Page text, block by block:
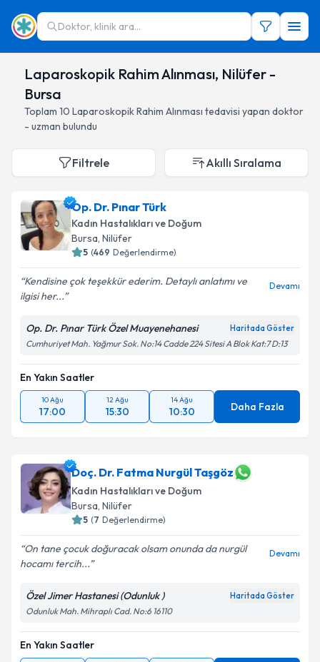
Doktor, klinik ara...
Laparoskopik Rahim Alınması, Nilüfer -
Bursa
Toplam 10 Laparoskopik Rahim Alınması tedavisi yapan doktor
- uzman bulundu
Filtrele Akıllı Sıralama
Op. Dr. Pınar Türk
Kadın Hastalıkları ve Doğum
Bursa, Nilüfer
5 (469 Değerlendirme)
Kendisine çok teşekkür ederim. Detaylı anlatımı ve
ilgisi her...
Devamı
Op. Dr. Pınar Türk Özel Muayenehanesi Haritada Göster
Cumhuriyet Mah. Yağmur Sok. No:14 Cadde 224 Sitesi A Blok Kat:7 D:13
En Yakın Saatler
10 Ağu
17:00
12 Ağu
15:30
14 Ağu
10:30 Daha Fazla
Doç. Dr. Fatma Nurgül Taşgöz
Kadın Hastalıkları ve Doğum
Bursa, Nilüfer
5 (7 Değerlendirme)
On tane çocuk doğuracak olsam onunda da nurgül
hocamı tercih...
Devamı
Özel Jimer Hastanesi (Odunluk ) Haritada Göster
Odunluk Mah. Mihraplı Cad. No:6 16110
En Yakın Saatler